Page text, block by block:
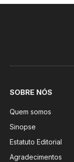
SOBRE NÓS
Quem somos
Sinopse
Estatuto Editorial
Agradecimentos